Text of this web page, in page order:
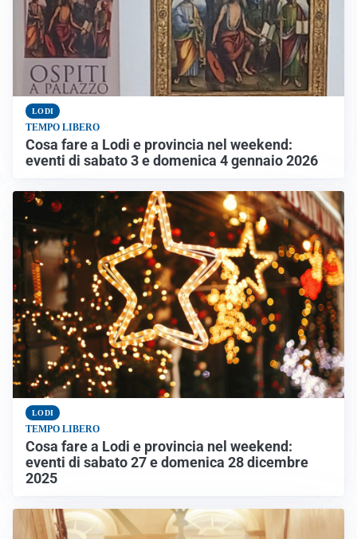
LODI
TEMPO LIBERO
Cosa fare a Lodi e provincia nel weekend:
eventi di sabato 3 e domenica 4 gennaio 2026
LODI
TEMPO LIBERO
Cosa fare a Lodi e provincia nel weekend:
eventi di sabato 27 e domenica 28 dicembre
2025